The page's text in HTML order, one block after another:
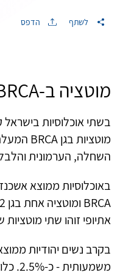
מוטציה ב-
בשתי אוכלוסיות
מוטציות בגןBRCA
השחלה, הערמונית
באוכלוסיות ממוצא
BRCAומוטציה אחת בגן 2
אתיופי זוהו שתי מוטציות
בקרב נשים יהודיות